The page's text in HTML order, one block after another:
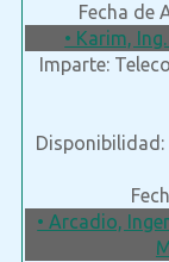
Fecha de
• Karim,
Imparte:
• Arcadio,